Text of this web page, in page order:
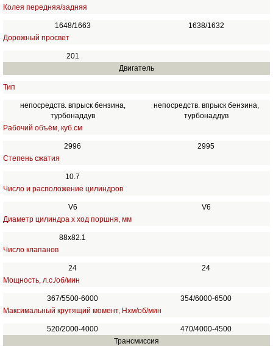
Колея передняя/задняя
1648/1663
1638/1632
Дорожный просвет
201
Двигатель
Тип
непосредств. впрыск бензина,
турбонаддув
непосредств. впрыск бензина,
турбонаддув
Рабочий объём, куб.см
2996
2995
Степень сжатия
10.7
Число и расположение цилиндров
V6
V6
Диаметр цилиндра х ход поршня, мм
88x82.1
Число клапанов
24
24
Мощность, л.с./об/мин
367/5500-6000
354/6000-6500
Максимальный крутящий момент, Нхм/об/мин
520/2000-4000
470/4000-4500
Трансмиссия